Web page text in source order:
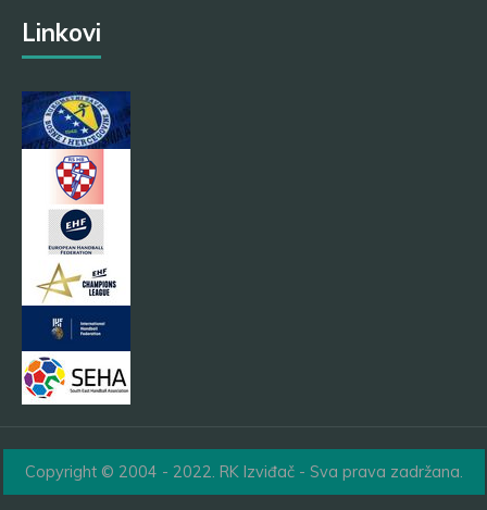
Linkovi
Copyright © 2004 - 2022. RK Izviđač - Sva prava zadržana.